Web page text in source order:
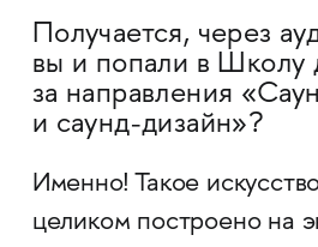
Получается, через
вы и попали в Школу
за направления
и саунд-дизайн»?
Именно! Такое
целиком построено на